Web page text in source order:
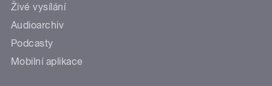
Živé vysílání
Audioarchiv
Podcasty
Mobilní aplikace